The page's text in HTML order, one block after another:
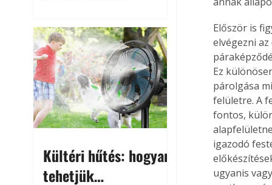
megközelítheti. Ez nemcsak a
beszállást teszi kellemetlenné,
hanem az autó állapotára és a
benne hagyott tárgyakra is
káros hatással lehet. Néhány
egyszerű óvintézkedéssel
azonban jelentősen
csökkenthetjük a hőség káros
Kültéri hűtés: hogyan
tehetjük
Először is
elvégezni
Ez
párolgása
felületre. A
fontos,
igazodó
ugyanis